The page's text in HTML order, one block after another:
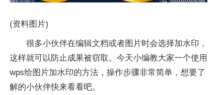
(资料图片)
很多小伙伴在编辑文档或者图片时会选择加水印，
这样就可以防止成果被窃取。今天小编教大家一个使用
wps给图片加水印的方法，操作步骤非常简单，想要了
解的小伙伴快来看看吧。